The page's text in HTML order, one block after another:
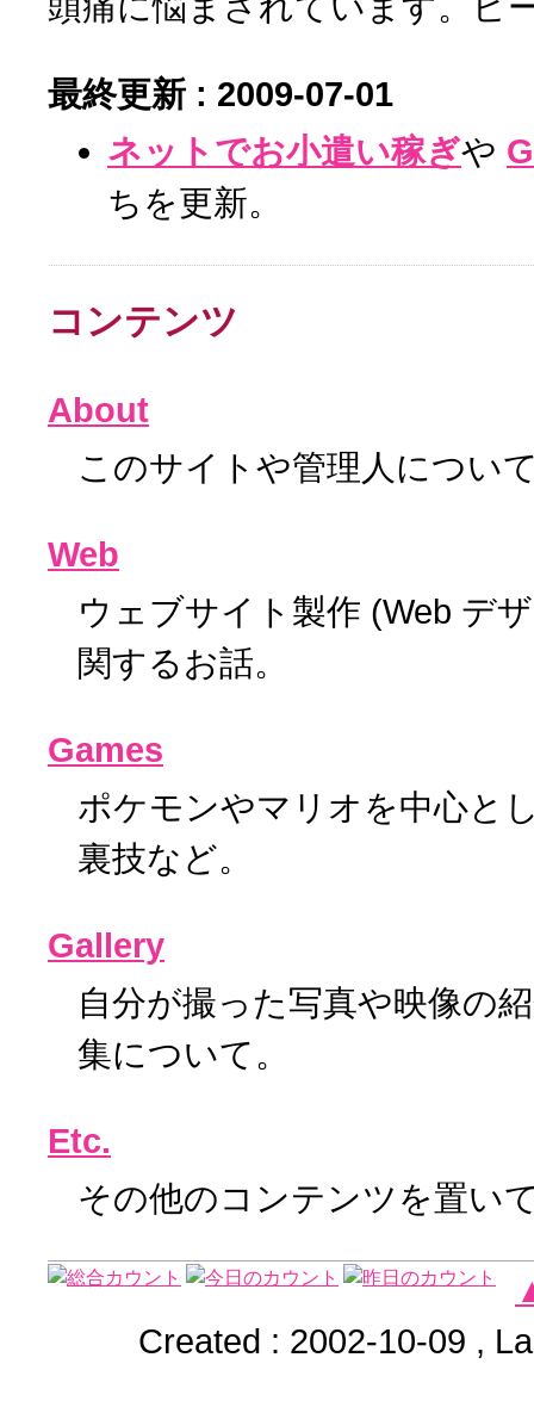
最終更新 : 2009-07-01
ネットでお小遣い稼ぎや
ちを更新。
コンテンツ
About
このサイトや管理人につい
Web
ウェブサイト製作 (Web デ
関するお話。
Games
ポケモンやマリオを中心と
裏技など。
Gallery
自分が撮った写真や映像の
集について。
Etc.
その他のコンテンツを置い
Created : 2002-10-09 ,